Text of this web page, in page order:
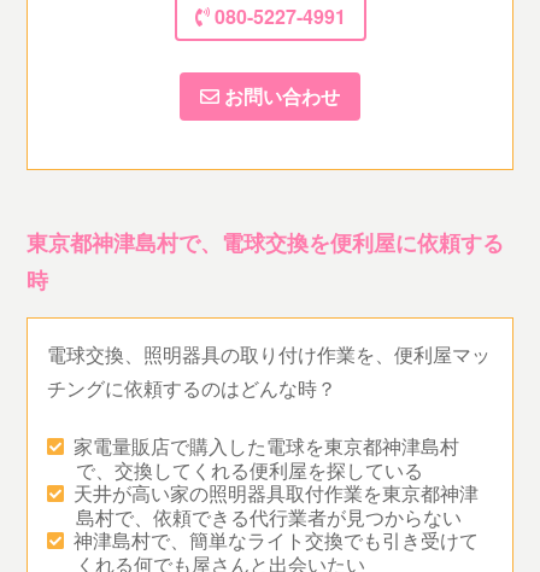
080-5227-4991
お問い合わせ
東京都神津島村で、電球交換を便利屋に依頼する
時
電球交換、照明器具の取り付け作業を、便利屋マッ
チングに依頼するのはどんな時？
家電量販店で購入した電球を東京都神津島村
で、交換してくれる便利屋を探している
天井が高い家の照明器具取付作業を東京都神津
島村で、依頼できる代行業者が見つからない
神津島村で、簡単なライト交換でも引き受けて
くれる何でも屋さんと出会いたい